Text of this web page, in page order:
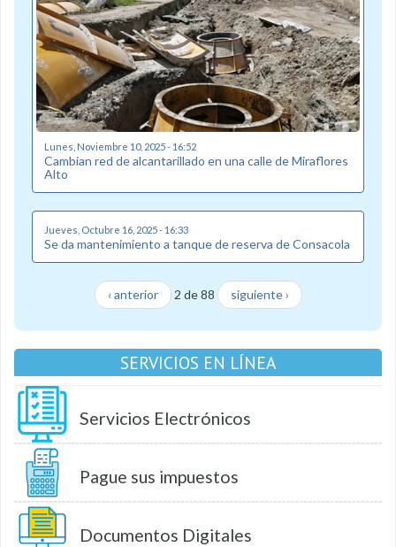
Lunes, Noviembre 10, 2025 - 16:52
Cambian red de alcantarillado en una calle de Miraflores
Alto
Jueves, Octubre 16, 2025 - 16:33
Se da mantenimiento a tanque de reserva de Consacola
‹ anterior 2 de 88 siguiente ›
SERVICIOS EN LÍNEA
Servicios Electrónicos
Pague sus impuestos
Documentos Digitales